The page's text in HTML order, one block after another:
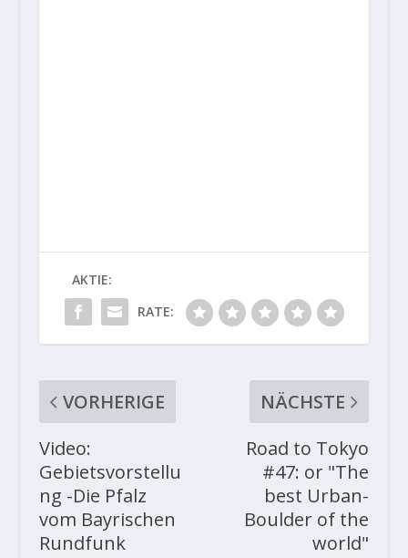
AKTIE:
RATE:
VORHERIGE
Video:
Gebietsvorstellu
ng -Die Pfalz
vom Bayrischen
Rundfunk
NÄCHSTE
Road to Tokyo
#47: or "The
best Urban-
Boulder of the
world"